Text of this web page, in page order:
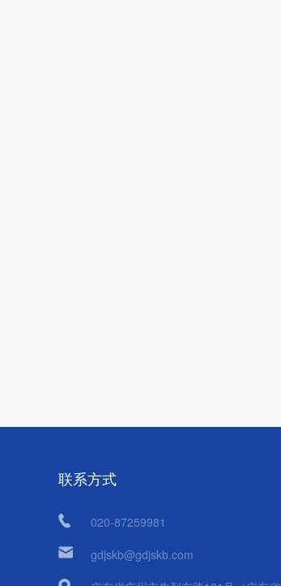
联系方式
020-87259981
gdjskb@gdjskb.com